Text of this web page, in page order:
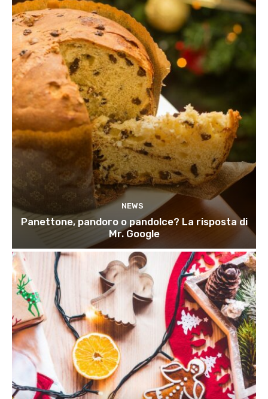
NEWS
Panettone, pandoro o pandolce? La risposta di
Mr. Google